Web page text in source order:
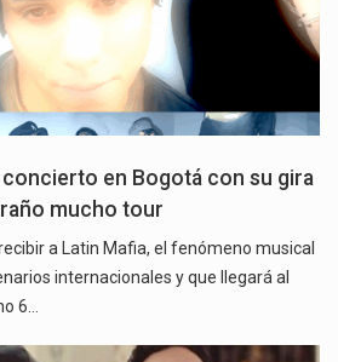
en Bogotá con su gira
mucho tour
a Latin Mafia, el fenómeno musical
internacionales y que llegará al
6…